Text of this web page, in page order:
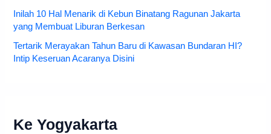
Inilah 10 Hal Menarik di Kebun Binatang Ragunan Jakarta
yang Membuat Liburan Berkesan
Tertarik Merayakan Tahun Baru di Kawasan Bundaran HI?
Intip Keseruan Acaranya Disini
Ke Yogyakarta